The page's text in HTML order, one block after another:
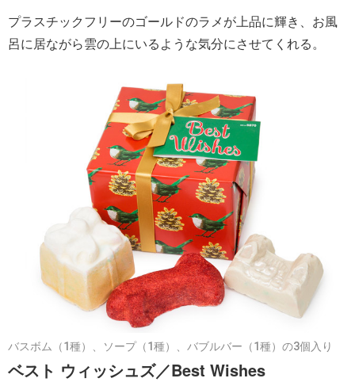
プラスチックフリーのゴールドのラメが上品に輝き、お風
呂に居ながら雲の上にいるような気分にさせてくれる。
バスボム（1種）、ソープ（1種）、バブルバー（1種）の3個入り
ベスト ウィッシュズ／Best Wishes